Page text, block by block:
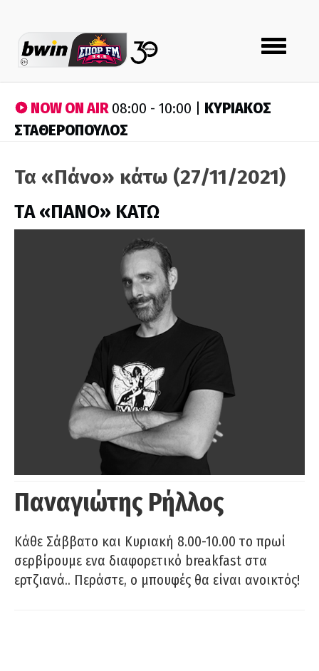
Toggle
navigation
NOW ON AIR08:00 - 10:00 | ΚΥΡΙΑΚΟΣ
ΣΤΑΘΕΡΟΠΟΥΛΟΣ
Τα «Πάνο» κάτω (27/11/2021)
ΤA «ΠΑΝΟ» ΚΑΤΩ
Παναγιώτης Ρήλλος
Κάθε Σάββατο και Κυριακή 8.00-10.00 το πρωί
σερβίρουμε ενα διαφορετικό breakfast στα
ερτζιανά.. Περάστε, ο μπουφές θα είναι ανοικτός!